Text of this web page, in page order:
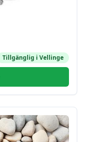
Tillgänglig i Vellinge